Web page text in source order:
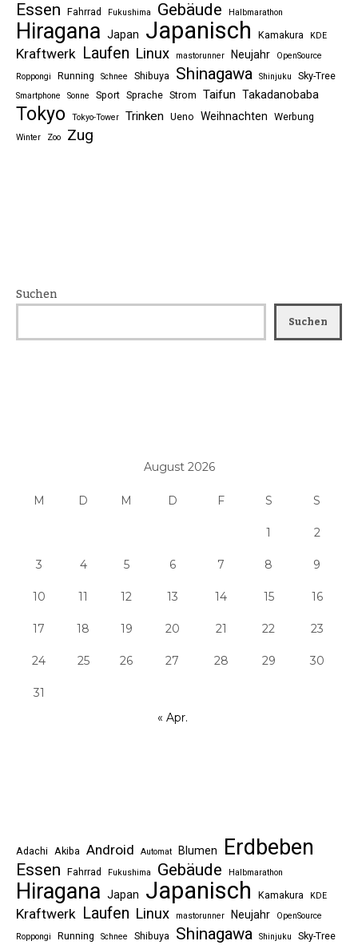
Essen Fahrrad Fukushima Gebäude Halbmarathon
Hiragana Japan Japanisch Kamakura KDE
Kraftwerk Laufen Linux mastorunner Neujahr
OpenSource
Roppongi
Running Schnee Shibuya Shinagawa Shinjuku Sky-Tree
Smartphone Sonne Sport Sprache Strom Taifun Takadanobaba
Tokyo Tokyo-Tower Trinken Ueno Weihnachten Werbung
Winter Zoo Zug
Suchen
Suchen
August 2026
M D M D F S S
1 2
3 4 5 6 7 8 9
10 11 12 13 14 15 16
17 18 19 20 21 22 23
24 25 26 27 28 29 30
31
« Apr.
Adachi Akiba Android Automat Blumen Erdbeben
Essen Fahrrad Fukushima Gebäude Halbmarathon
Hiragana Japan Japanisch Kamakura KDE
Kraftwerk Laufen Linux mastorunner Neujahr
OpenSource
Roppongi
Running Schnee Shibuya Shinagawa Shinjuku Sky-Tree